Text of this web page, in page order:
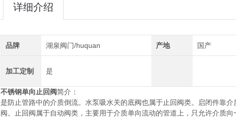
详细介绍
品牌 湖泉阀门/huquan 产地 国产
加工定制 是
不锈钢单向止回阀简介：
是防止管路中的介质倒流。水泵吸水关的底阀也属于止回阀类。启闭件靠
阀。止回阀属于自动阀类，主要用于介质单向流动的管道上，只允许介质向